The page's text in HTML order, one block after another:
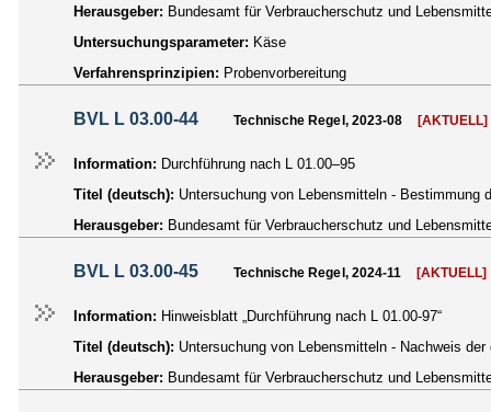
Herausgeber: Bundesamt für Verbraucherschutz und
Untersuchungsparameter: Käse
Verfahrensprinzipien: Probenvorbereitung
BVL L 03.00-44 Technische Regel, 2023-08 [AKTUELL]
Information: Durchführung nach L 01.00–95
Titel (deutsch): Untersuchung von Lebensmitteln - Bestimmung
Herausgeber: Bundesamt für Verbraucherschutz und
BVL L 03.00-45 Technische Regel, 2024-11 [AKTUELL]
Information: Hinweisblatt „Durchführung nach L 01.00-97“
Titel (deutsch): Untersuchung von Lebensmitteln - Nachweis
Herausgeber: Bundesamt für Verbraucherschutz und